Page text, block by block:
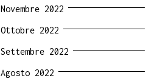
Novembre 2022
Ottobre 2022
Settembre 2022
Agosto 2022